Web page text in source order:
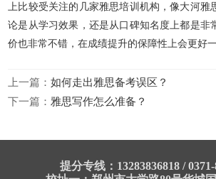
上比较受关注的几家雅思培训机构，像大河雅
论是从学习效果，还是从口碑知名度上都是非
价也非常不错，在成绩提升的保障性上会更好一
上一篇：如何走出雅思备考误区？
下一篇： 雅思写作怎么准备？
提分专线：13283836818 / 0371-